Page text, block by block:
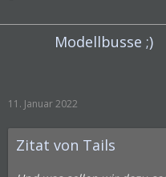
Modellbusse ;)
11. Januar 2022
Zitat von Tails